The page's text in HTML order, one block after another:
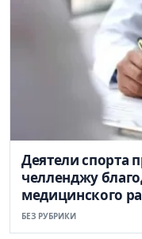
Деятели спорта
челленджу
медицинского
БЕЗ РУБРИКИ